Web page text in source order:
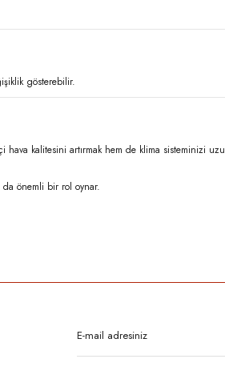
gösterebilir.
kalitesini artırmak hem de klima sisteminizi
da önemli bir rol oynar.